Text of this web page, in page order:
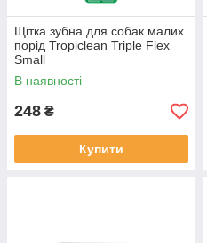
Щітка зубна для собак малих
порід Tropiclean Triple Flex
Small
В наявності
248 ₴
Купити